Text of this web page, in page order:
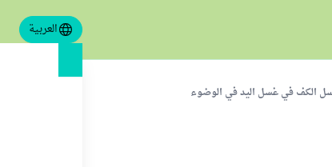
العربية
الكف في غسل اليد في الوضوء